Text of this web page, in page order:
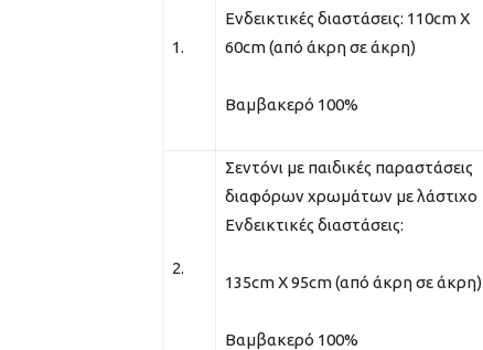
1.
Ενδεικτικές διαστάσεις: 110cm Χ
60cm (από άκρη σε άκρη)
Βαμβακερό 100%
2.
Σεντόνι με παιδικές παραστάσεις
διαφόρων χρωμάτων με λάστιχο
Ενδεικτικές διαστάσεις:
135cm Χ 95cm (από άκρη σε άκρη)
Βαμβακερό 100%